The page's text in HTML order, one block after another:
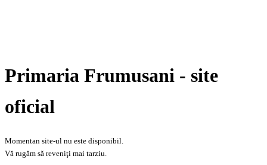
Primaria Frumusani - site
oficial
Momentan site-ul nu este disponibil.
Vă rugăm să reveniţi mai tarziu.